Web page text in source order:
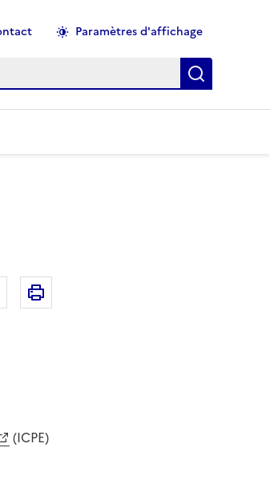
Paramètres d'affichage
Recherche
par email
Copier dans le presse-papier
(ICPE)